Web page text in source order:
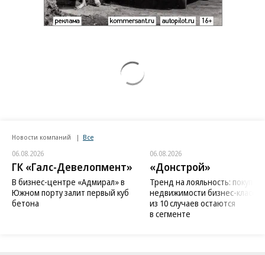
Новости компаний Все
06.08.2026
ГК «Галс-Девелопмент»
В бизнес-центре «Адмирал» в
Южном порту залит первый куб
бетона
06.08.2026
«Донстрой»
Тренд на лояльность:
недвижимости бизнес-класса
из 10 случаев остаются
в сегменте